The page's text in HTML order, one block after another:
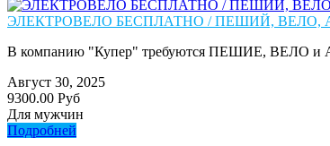
ЭЛЕКТРОВЕЛО БЕСПЛАТНО / ПЕШИЙ, ВЕЛО,
В компанию "Купер" требуются ПЕШИЕ, ВЕЛО и
Август 30, 2025
9300.00 Руб
Для мужчин
Подробней